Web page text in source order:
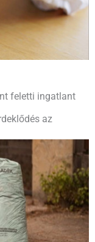
feletti ingatlant
az